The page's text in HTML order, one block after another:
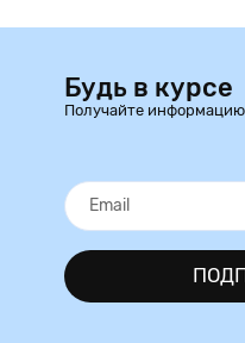
Будь в курсе
Получайте